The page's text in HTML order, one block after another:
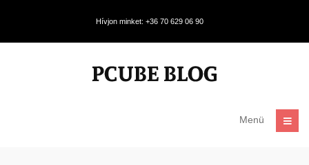
Hívjon minket: +36 70 629 06 90
Menü